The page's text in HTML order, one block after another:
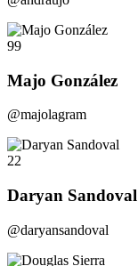
99
Majo González
@majolagram
22
Daryan Sandoval
@daryansandoval